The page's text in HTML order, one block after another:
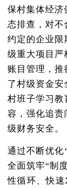
保村集体经济
态排查，对不
约定的企业限
级重大项目严
账目管理，
了村级资金
村班子学习教
容，强化追责
级财务安全。
通过不断优化
全面筑牢“制
性循环、快